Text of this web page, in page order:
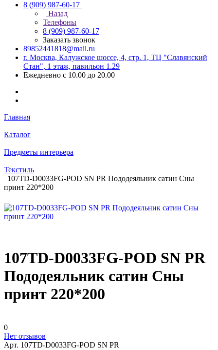
8 (909) 987-60-17
Назад
Телефоны
8 (909) 987-60-17
Заказать звонок
89852441818@mail.ru
г. Москва, Калужское шоссе, 4, стр. 1, ТЦ "Славянский
Стан", 1 этаж, павильон 1.29
Ежедневно с 10.00 до 20.00
Главная
Каталог
Предметы интерьера
Текстиль
107TD-D0033FG-POD SN PR Пододеяльник сатин Сны
принт 220*200
107TD-D0033FG-POD SN PR
Пододеяльник сатин Сны
принт 220*200
0
Нет отзывов
Арт. 107TD-D0033FG-POD SN PR